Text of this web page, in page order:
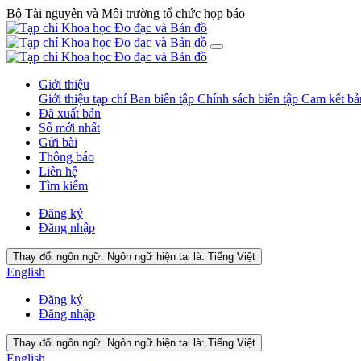
Bộ Tài nguyên và Môi trường tổ chức họp báo
Giới thiệu
Giới thiệu tạp chíBan biên tập Chính sách biên tập Cam kết
Đã xuất bản
Số mới nhất
Gửi bài
Thông báo
Liên hệ
Tìm kiếm
Đăng ký
Đăng nhập
Thay đổi ngôn ngữ. Ngôn ngữ hiện tại là: Tiếng Việt
English
Đăng ký
Đăng nhập
Thay đổi ngôn ngữ. Ngôn ngữ hiện tại là: Tiếng Việt
English